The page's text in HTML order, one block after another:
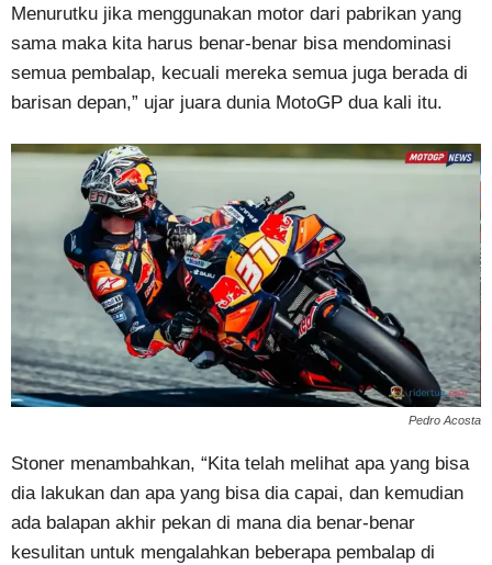
Menurutku jika menggunakan motor dari pabrikan yang
sama maka kita harus benar-benar bisa mendominasi
semua pembalap, kecuali mereka semua juga berada di
barisan depan,” ujar juara dunia MotoGP dua kali itu.
Pedro Acosta
Stoner menambahkan, “Kita telah melihat apa yang bisa
dia lakukan dan apa yang bisa dia capai, dan kemudian
ada balapan akhir pekan di mana dia benar-benar
kesulitan untuk mengalahkan beberapa pembalap di